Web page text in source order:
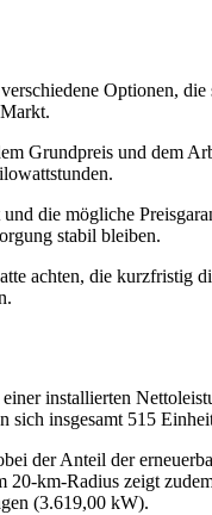
Optionen,
Grundpreis und dem
die mögliche
stabil bleiben.
achten, die
installierten
insgesamt 515
der Anteil der
km-Radius zeigt
(3.619,00 kW).